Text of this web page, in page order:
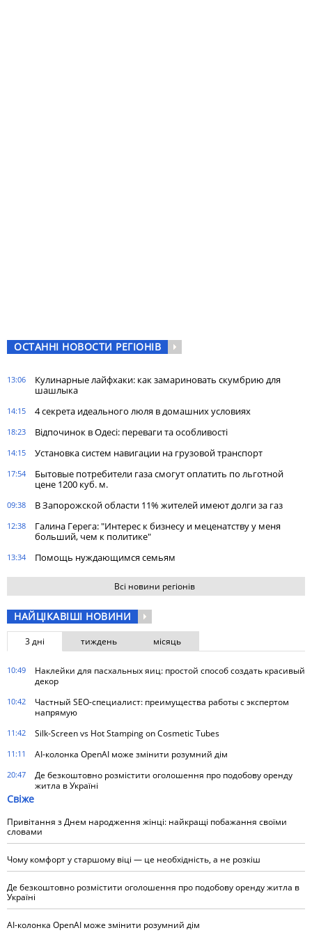
ОСТАННІ НОВОСТИ РЕГІОНІВ
13:06
Кулинарные лайфхаки: как замариновать скумбрию для
шашлыка
14:15 4 секрета идеального люля в домашних условиях
18:23 Відпочинок в Одесі: переваги та особливості
14:15 Установка систем навигации на грузовой транспорт
17:54
Бытовые потребители газа cмогут оплатить по льготной
цене 1200 куб. м.
09:38 В Запорожской области 11% жителей имеют долги за газ
12:38
Галина Герега: "Интерес к бизнесу и меценатству у меня
больший, чем к политике"
13:34 Помощь нуждающимся семьям
Всі новини регіонів
НАЙЦІКАВІШІ НОВИНИ
3 дні тиждень місяць
10:49
Наклейки для пасхальных яиц: простой способ создать красивый
декор
10:42
Частный SEO-специалист: преимущества работы с экспертом
напрямую
11:42 Silk-Screen vs Hot Stamping on Cosmetic Tubes
11:11 AI-колонка OpenAI може змінити розумний дім
20:47
Де безкоштовно розмістити оголошення про подобову оренду
житла в Україні
Свіже
Привітання з Днем народження жінці: найкращі побажання своїми
словами
Чому комфорт у старшому віці — це необхідність, а не розкіш
Де безкоштовно розмістити оголошення про подобову оренду житла в
Україні
AI-колонка OpenAI може змінити розумний дім